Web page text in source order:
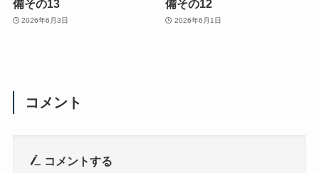
備その13
2026年6月3日
備その12
2026年6月1日
コメント
コメントする